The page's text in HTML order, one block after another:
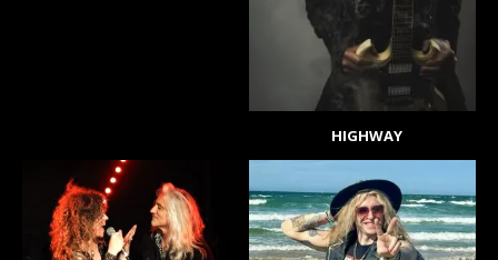
HIGHWAY